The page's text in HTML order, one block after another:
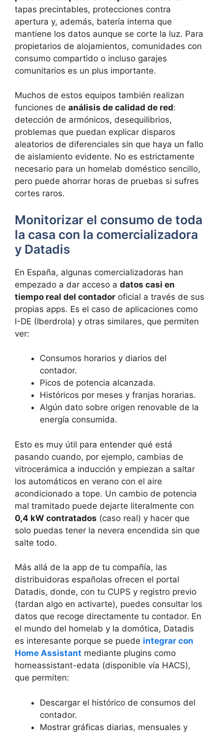
tapas precintables, protecciones contra
apertura y, además, batería interna que
mantiene los datos aunque se corte la luz. Para
propietarios de alojamientos, comunidades con
consumo compartido o incluso garajes
comunitarios es un plus importante.
Muchos de estos equipos también realizan
funciones de análisis de calidad de red:
detección de armónicos, desequilibrios,
problemas que puedan explicar disparos
aleatorios de diferenciales sin que haya un fallo
de aislamiento evidente. No es estrictamente
necesario para un homelab doméstico sencillo,
pero puede ahorrar horas de pruebas si sufres
cortes raros.
Monitorizar el consumo de toda
la casa con la comercializadora
y Datadis
En España, algunas comercializadoras han
empezado a dar acceso a datos casi en
tiempo real del contador oficial a través de sus
propias apps. Es el caso de aplicaciones como
I-DE (Iberdrola) y otras similares, que permiten
ver:
Consumos horarios y diarios del
contador.
Picos de potencia alcanzada.
Históricos por meses y franjas horarias.
Algún dato sobre origen renovable de la
energía consumida.
Esto es muy útil para entender qué está
pasando cuando, por ejemplo, cambias de
vitrocerámica a inducción y empiezan a saltar
los automáticos en verano con el aire
acondicionado a tope. Un cambio de potencia
mal tramitado puede dejarte literalmente con
0,4 kW contratados (caso real) y hacer que
solo puedas tener la nevera encendida sin que
salte todo.
Más allá de la app de tu compañía, las
distribuidoras españolas ofrecen el portal
Datadis, donde, con tu CUPS y registro previo
(tardan algo en activarte), puedes consultar los
datos que recoge directamente tu contador. En
el mundo del homelab y la domótica, Datadis
es interesante porque se puede integrar con
Home Assistant mediante plugins como
homeassistant-edata (disponible vía HACS),
que permiten:
Descargar el histórico de consumos del
contador.
Mostrar gráficas diarias, mensuales y